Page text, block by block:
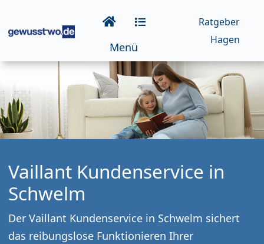
Menü
Ratgeber
Hagen
Vaillant Kundenservice in
Schwelm
Der Vaillant Kundenservice in Schwelm sichert
das reibungslose Funktionieren Ihrer